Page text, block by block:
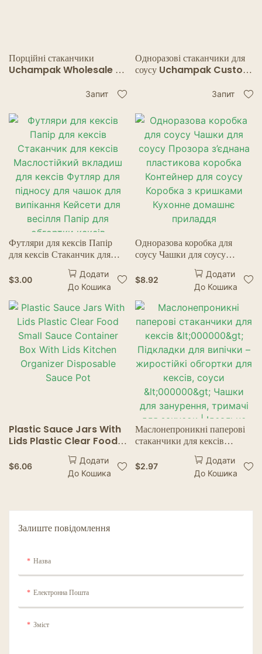
Порційні стаканчики
Uchampak Wholesale –
дегустації, соусів та соусів
Запит
Одноразові стаканчики для
соусу Uchampak Custom
Запит
Футляри для кексів Папір
для кексів Стаканчик для
кексів Маслостійкий
вкладиш для кексів Футляр
для підносу для чашок для
випікання Кейсети для
весілля Папір для обгортки
кексів
$3.00
Додати
До Кошика
Одноразова коробка для
соусу Чашки для соусу
Прозора з’єднана пластикова
коробка Контейнер для соусу
Коробка з кришками
Кухонне домашнє приладдя
$8.92
Додати
До Кошика
Plastic Sauce Jars With
Lids Plastic Clear Food
Small Sauce Container
Box With Lids Kitchen
Organizer Disposable
$6.06
Додати
До Кошика
Маслонепроникні паперові
стаканчики для кексів
<000000> Підкладки для
випічки – жиростійкі
обгортки для кексів, соуси
закусок | Ідеально підходить
$2.97
Додати
До Кошика
Залиште повідомлення
Назва
Електронна Пошта
Зміст